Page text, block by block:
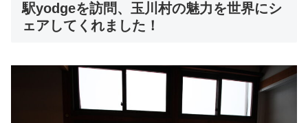
駅yodgeを訪問、玉川村の魅力を世界にシ
ェアしてくれました！